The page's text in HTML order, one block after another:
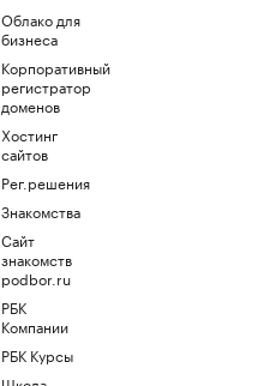
Облако для
бизнеса
Корпоративный
регистратор
доменов
Хостинг
сайтов
Рег.решения
Знакомства
Сайт
знакомств
podbor.ru
РБК
Компании
РБК Курсы